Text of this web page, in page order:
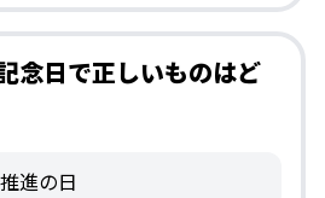
念日で正しいものはど
進の日